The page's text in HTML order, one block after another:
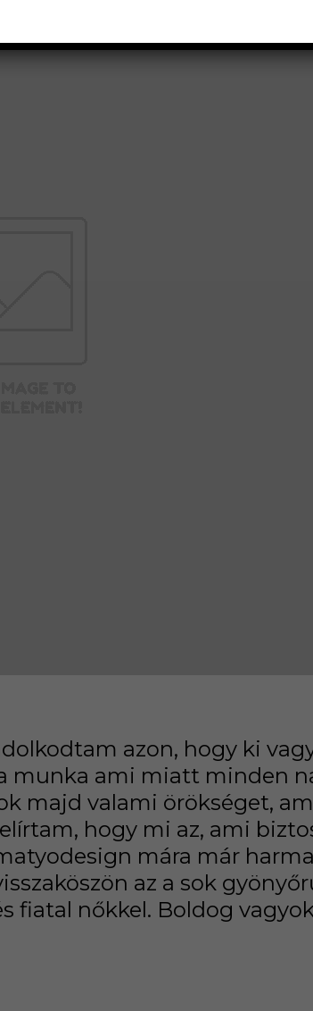
azon, hogy ki
munka ami miatt minden
majd valami örökséget,
hogy mi az, ami
mára már
az a sok
fiatal nőkkel. Boldog